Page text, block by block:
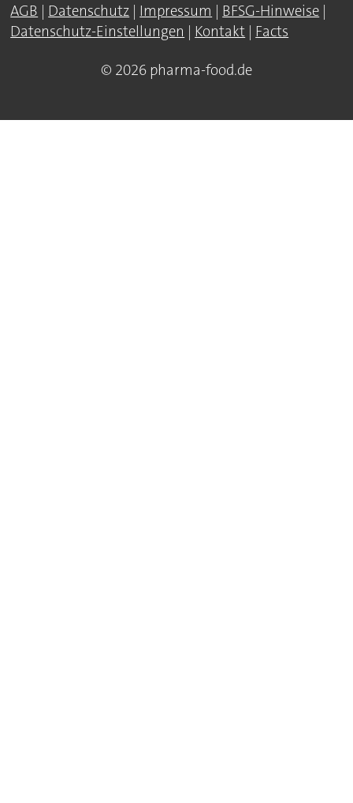
AGB | Datenschutz | Impressum | BFSG-Hinweise |
Datenschutz-Einstellungen | Kontakt | Facts
© 2026 pharma-food.de